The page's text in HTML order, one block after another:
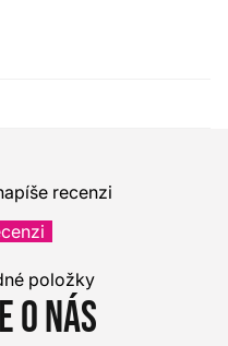
recenzi
položky
o nás